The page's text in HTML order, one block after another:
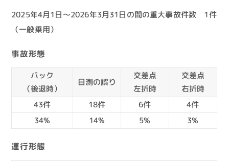
2025年4月1日～2026年3月31日の間の重大事故件数 1件
（一般乗用）
事故形態
バック
（後退時）
目測の誤り
交差点
左折時
交差点
右折時
43件 18件 6件 4件
34% 14% 5% 3%
運行形態